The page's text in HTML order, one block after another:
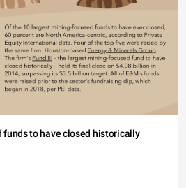
to have closed historically